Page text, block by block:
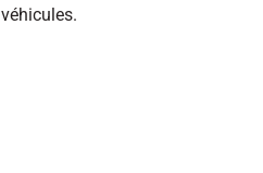
véhicules.